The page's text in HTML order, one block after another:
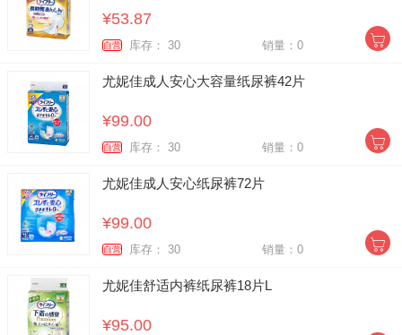
¥53.87
自营 库存： 30 销量：0
尤妮佳成人安心大容量纸尿裤42片
¥99.00
自营 库存： 30 销量：0
尤妮佳成人安心纸尿裤72片
¥99.00
自营 库存： 30 销量：0
尤妮佳舒适内裤纸尿裤18片L
¥95.00